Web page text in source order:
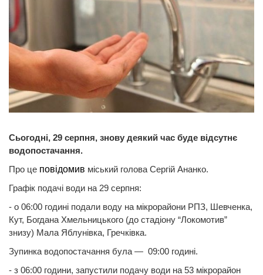
Сьогодні, 29 серпня, знову деякий час буде відсутнє
водопостачання.
Про це повідомив міський голова Сергій Ананко.
Графік подачі води на 29 серпня:
- о 06:00 годині подали воду на мікрорайони РПЗ, Шевченка,
Кут, Богдана Хмельницького (до стадіону “Локомотив”
знизу) Мала Яблунівка, Гречківка.
Зупинка водопостачання була — 09:00 годині.
- з 06:00 години, запустили подачу води на 53 мікрорайон